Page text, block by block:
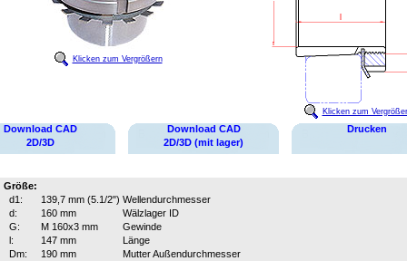
Klicken zum Vergrößern
Klicken zum
Download CAD
2D/3D
Download CAD
2D/3D (mit lager)
Drucken
Größe:
d1:
139,7 mm (5.1/2") Wellendurchmesser
d:
160 mm
Wälzlager ID
G:
M 160x3 mm
Gewinde
l:
147 mm
Länge
Dm:
190 mm
Mutter Außendurchmesser